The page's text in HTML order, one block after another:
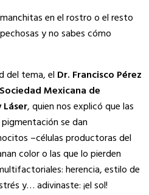
en el rostro o el resto
y no sabes cómo
del tema, el Dr. Francisco Pérez
Sociedad Mexicana de
, quien nos explicó que las
se dan
–células productoras del
color o las que lo pierden
herencia, estilo de
y… adivinaste: ¡el sol!